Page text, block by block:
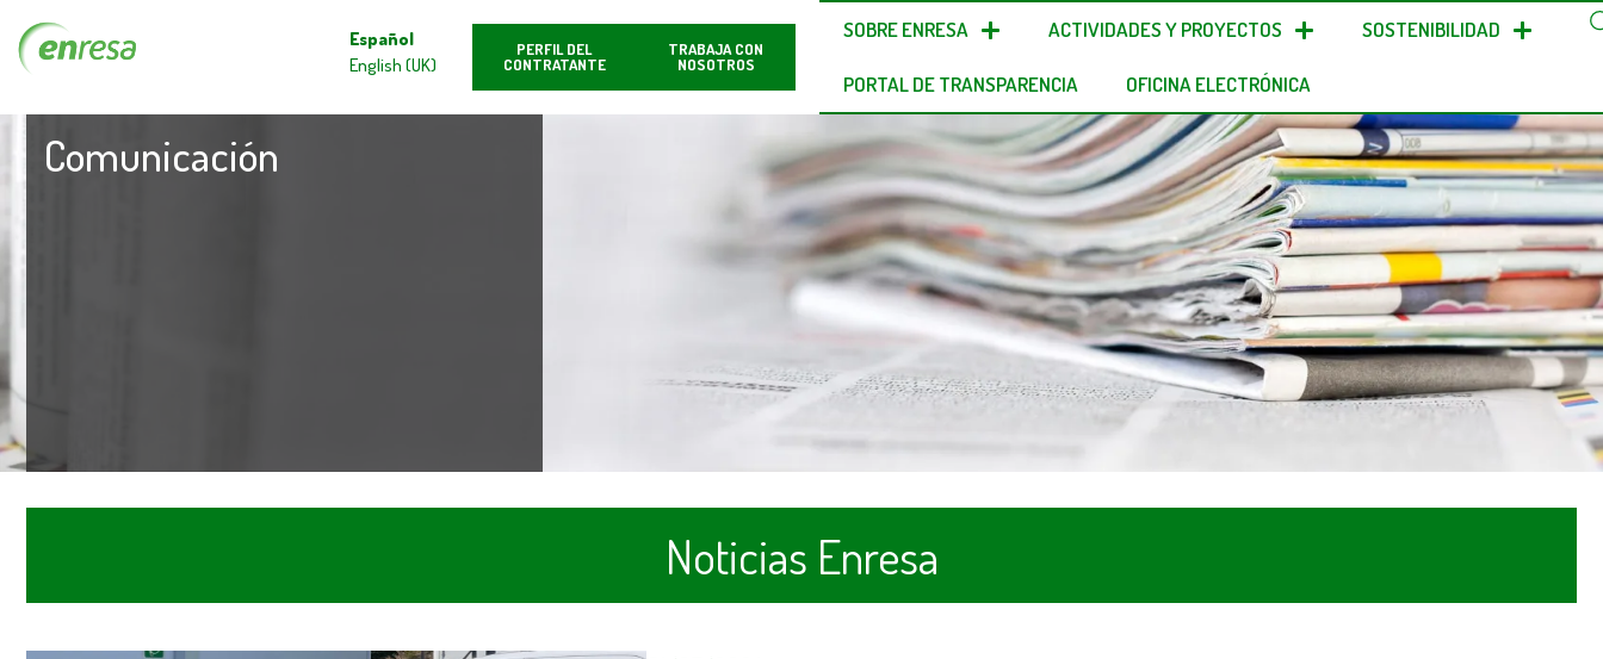
Español
English (UK)
PERFIL DEL
CONTRATANTE
TRABAJA CON
NOSOTROS
SOBRE ENRESA ACTIVIDADES Y PROYECTOS SOSTENIBILIDAD
PORTAL DE TRANSPARENCIA OFICINA ELECTRÓNICA
Comunicación
Noticias Enresa